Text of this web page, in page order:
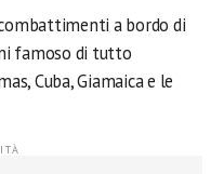
a bordo di
famoso di tutto
Cuba, Giamaica e le